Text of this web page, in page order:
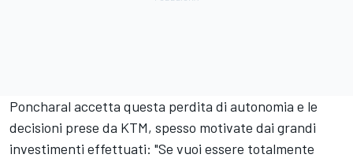
Poncharal accetta questa perdita di autonomia e le
decisioni prese da KTM, spesso motivate dai grandi
investimenti effettuati: "Se vuoi essere totalmente